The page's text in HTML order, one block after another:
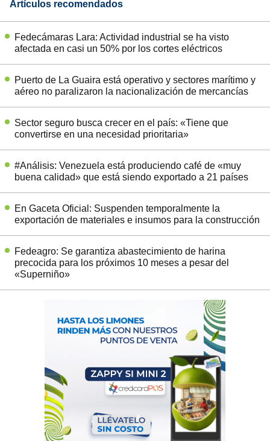
Artículos recomendados
Fedecámaras Lara: Actividad industrial se ha visto
afectada en casi un 50% por los cortes eléctricos
Puerto de La Guaira está operativo y sectores marítimo y
aéreo no paralizaron la nacionalización de mercancías
Sector seguro busca crecer en el país: «Tiene que
convertirse en una necesidad prioritaria»
#Análisis: Venezuela está produciendo café de «muy
buena calidad» que está siendo exportado a 21 países
En Gaceta Oficial: Suspenden temporalmente la
exportación de materiales e insumos para la construcción
Fedeagro: Se garantiza abastecimiento de harina
precocida para los próximos 10 meses a pesar del
«Superniño»